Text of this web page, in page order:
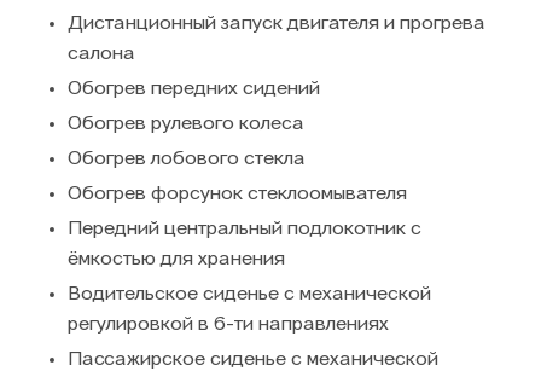
Дистанционный запуск двигателя и прогрева
салона
Обогрев передних сидений
Обогрев рулевого колеса
Обогрев лобового стекла
Обогрев форсунок стеклоомывателя
Передний центральный подлокотник с
ёмкостью для хранения
Водительское сиденье с механической
регулировкой в 6-ти направлениях
Пассажирское сиденье с механической